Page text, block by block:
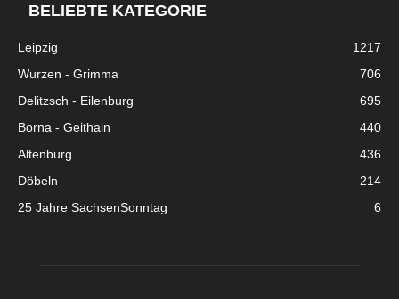
BELIEBTE KATEGORIE
Leipzig
1217
Wurzen - Grimma
706
Delitzsch - Eilenburg
695
Borna - Geithain
440
Altenburg
436
Döbeln
214
25 Jahre SachsenSonntag
6